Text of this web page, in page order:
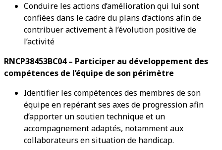
Conduire les actions d’amélioration qui lui sont
confiées dans le cadre du plans d’actions afin de
contribuer activement à l’évolution positive de
l’activité
RNCP38453BC04 – Participer au développement des
compétences de l’équipe de son périmètre
Identifier les compétences des membres de son
équipe en repérant ses axes de progression afin
d’apporter un soutien technique et un
accompagnement adaptés, notamment aux
collaborateurs en situation de handicap.